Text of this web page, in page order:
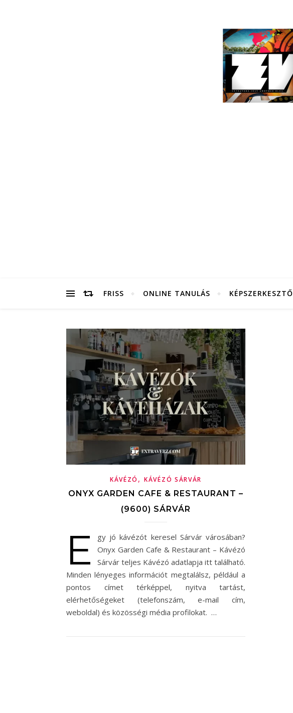
FRISS ONLINE TANULÁS KÉPSZERKESZTŐ
KÁVÉZÓ ,KÁVÉZÓ SÁRVÁR
ONYX GARDEN CAFE & RESTAURANT –
(9600) SÁRVÁR
E
gy jó kávézót keresel Sárvár városában?
Onyx Garden Cafe & Restaurant – Kávézó
Sárvár teljes Kávézó adatlapja itt található.
Minden lényeges információt megtalálsz, például a
pontos címet térképpel, nyitva tartást,
elérhetőségeket (telefonszám, e-mail cím,
weboldal) és közösségi média profilokat. …